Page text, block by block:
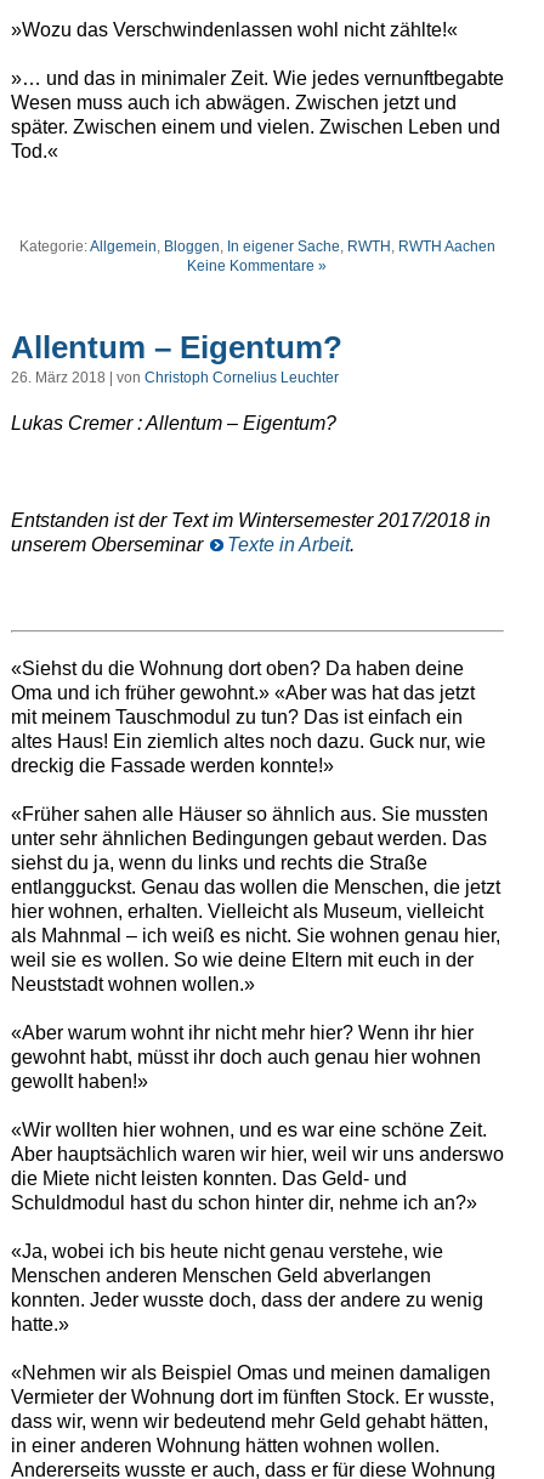
»Wozu das Verschwindenlassen wohl nicht zählte!«
»… und das in minimaler Zeit. Wie jedes vernunftbegabte
Wesen muss auch ich abwägen. Zwischen jetzt und
später. Zwischen einem und vielen. Zwischen Leben und
Tod.«
Kategorie:Allgemein Bloggen In eigener Sache RWTH RWTH Aachen
Keine Kommentare »
Allentum – Eigentum?
26. März 2018 | von Christoph Cornelius Leuchter
Lukas Cremer : Allentum – Eigentum?
Entstanden ist der Text im Wintersemester 2017/2018 in
unserem Oberseminar
Texte in Arbeit.
«Siehst du die Wohnung dort oben? Da haben deine
Oma und ich früher gewohnt.» «Aber was hat das jetzt
mit meinem Tauschmodul zu tun? Das ist einfach ein
altes Haus! Ein ziemlich altes noch dazu. Guck nur, wie
dreckig die Fassade werden konnte!»
«Früher sahen alle Häuser so ähnlich aus. Sie mussten
unter sehr ähnlichen Bedingungen gebaut werden. Das
siehst du ja, wenn du links und rechts die Straße
entlangguckst. Genau das wollen die Menschen, die jetzt
hier wohnen, erhalten. Vielleicht als Museum, vielleicht
als Mahnmal – ich weiß es nicht. Sie wohnen genau hier,
weil sie es wollen. So wie deine Eltern mit euch in der
Neuststadt wohnen wollen.»
«Aber warum wohnt ihr nicht mehr hier? Wenn ihr hier
gewohnt habt, müsst ihr doch auch genau hier wohnen
gewollt haben!»
«Wir wollten hier wohnen, und es war eine schöne Zeit.
Aber hauptsächlich waren wir hier, weil wir uns anderswo
die Miete nicht leisten konnten. Das Geld- und
Schuldmodul hast du schon hinter dir, nehme ich an?»
«Ja, wobei ich bis heute nicht genau verstehe, wie
Menschen anderen Menschen Geld abverlangen
konnten. Jeder wusste doch, dass der andere zu wenig
hatte.»
«Nehmen wir als Beispiel Omas und meinen damaligen
Vermieter der Wohnung dort im fünften Stock. Er wusste,
dass wir, wenn wir bedeutend mehr Geld gehabt hätten,
in einer anderen Wohnung hätten wohnen wollen.
Andererseits wusste er auch, dass er für diese Wohnung